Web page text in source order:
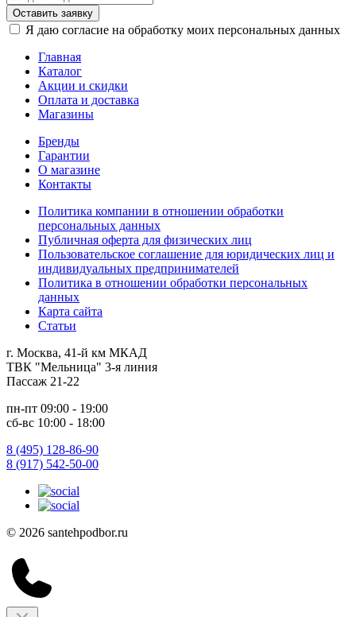
Оставить заявку
Я даю согласие на обработку моих персональных данных
Главная
Каталог
Акции и скидки
Оплата и доставка
Магазины
Бренды
Гарантии
О магазине
Контакты
Политика компании в отношении обработки
персональных данных
Публичная оферта для физических лиц
Пользовательское соглашение для юридических лиц и
индивидуальных предпринимателей
Политика в отношении обработки персональных
данных
Карта сайта
Статьи
г. Москва, 41-й км МКАД
ТВК "Мельница" 3-я линия
Пассаж 21-22
пн-пт 09:00 - 19:00
сб-вс 10:00 - 18:00
8 (495) 128-86-90
8 (917) 542-50-00
© 2026 santehpodbor.ru